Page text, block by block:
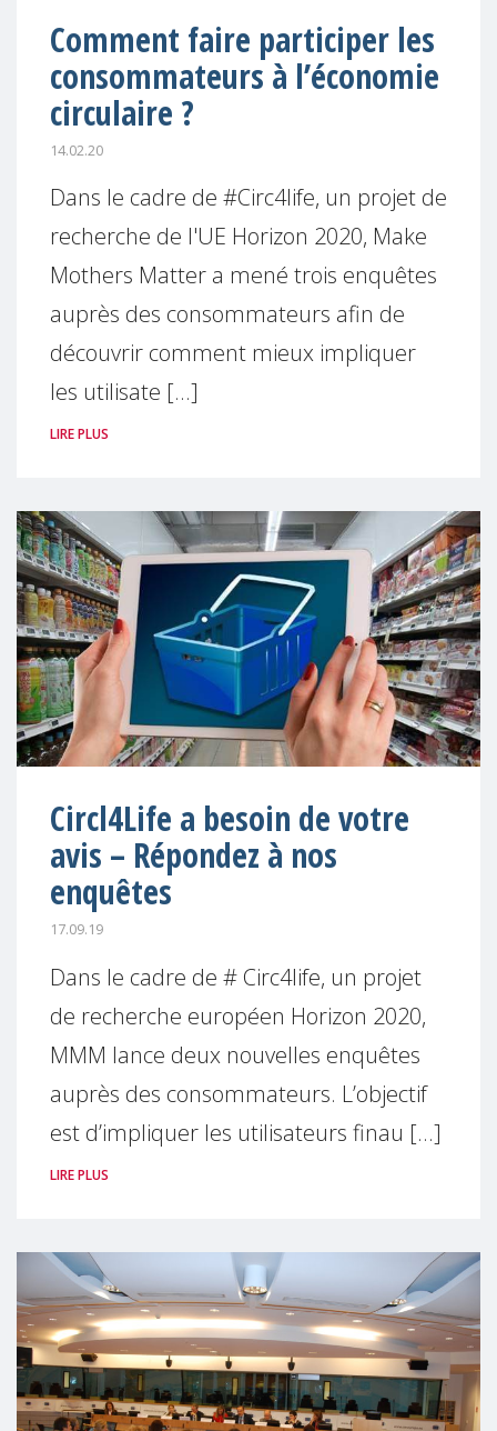
Comment faire participer les
consommateurs à l’économie
circulaire ?
14.02.20
Dans le cadre de #Circ4life, un projet de
recherche de l'UE Horizon 2020, Make
Mothers Matter a mené trois enquêtes
auprès des consommateurs afin de
découvrir comment mieux impliquer
les utilisate [...]
LIRE PLUS
Circl4Life a besoin de votre
avis – Répondez à nos
enquêtes
17.09.19
Dans le cadre de # Circ4life, un projet
de recherche européen Horizon 2020,
MMM lance deux nouvelles enquêtes
auprès des consommateurs. L’objectif
est d’impliquer les utilisateurs finau [...]
LIRE PLUS